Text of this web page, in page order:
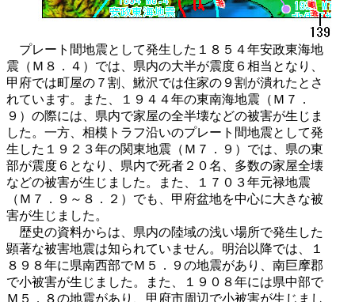
プレート間地震として発生した１８５４年安政東海地
震（Ｍ８．４）では、県内の大半が震度６相当となり、
甲府では町屋の７割、鰍沢では住家の９割が潰れたとさ
れています。また、１９４４年の東南海地震（Ｍ７．
９）の際には、県内で家屋の全半壊などの被害が生じま
した。一方、相模トラフ沿いのプレート間地震として発
生した１９２３年の関東地震（Ｍ７．９）では、県の東
部が震度６となり、県内で死者２０名、多数の家屋全壊
などの被害が生じました。また、１７０３年元禄地震
（Ｍ７．９～８．２）でも、甲府盆地を中心に大きな被
害が生じました。
歴史の資料からは、県内の陸域の浅い場所で発生した
顕著な被害地震は知られていません。明治以降では、１
８９８年に県南西部でＭ５．９の地震があり、南巨摩郡
で小被害が生じました。また、１９０８年には県中部で
Ｍ５．８の地震があり、甲府市周辺で小被害が生じまし